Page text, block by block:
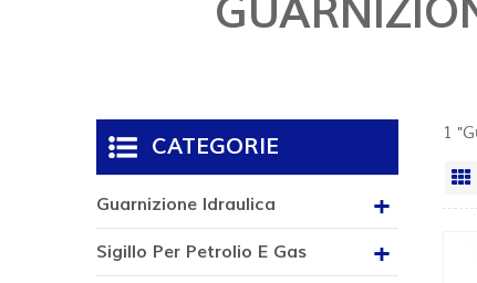
1
CATEGORIE
Guarnizione Idraulica
Sigillo Per Petrolio E Gas